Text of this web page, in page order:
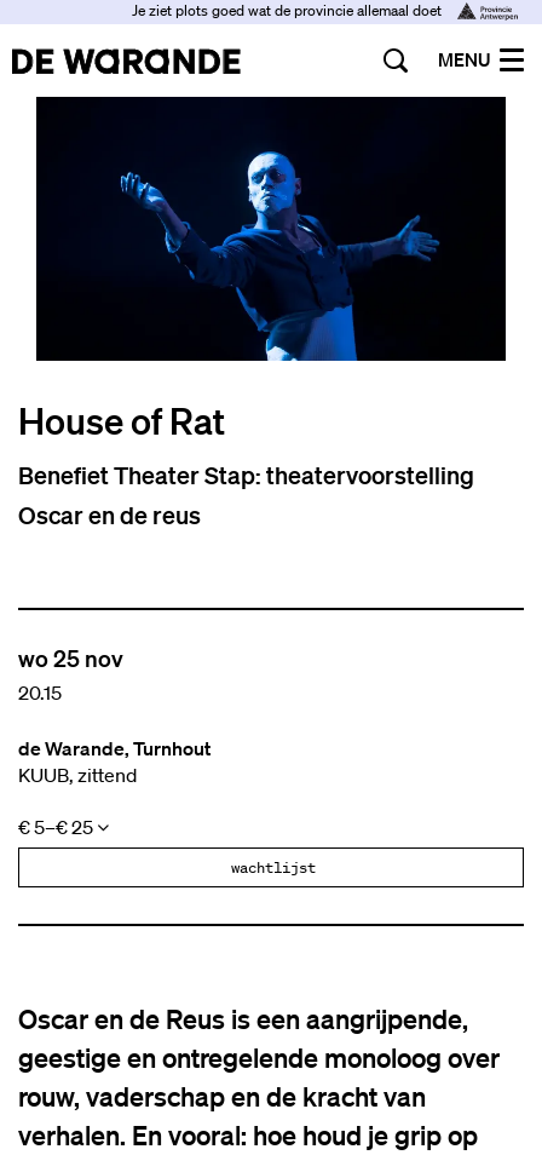
Je ziet plots goed wat de provincie allemaal doet
MENU
House of Rat
Benefiet Theater Stap: theatervoorstelling
Oscar en de reus
wo 25 nov
20.15
de Warande, Turnhout
KUUB, zittend
€ 5–€ 25
wachtlijst
Oscar en de Reus is een aangrijpende,
geestige en ontregelende monoloog over
rouw, vaderschap en de kracht van
verhalen. En vooral: hoe houd je grip op